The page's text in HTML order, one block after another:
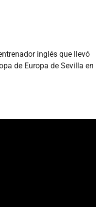
inglés que llevó
de Europa de Sevilla en